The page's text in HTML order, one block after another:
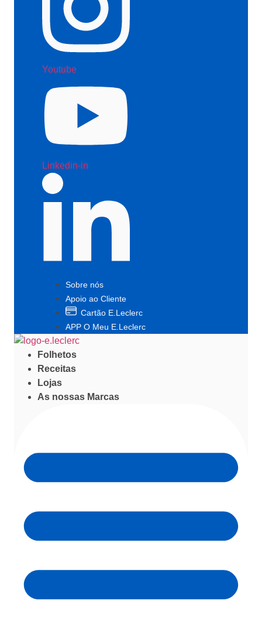
Youtube
Linkedin-in
Sobre nós
Apoio ao Cliente
Cartão E.Leclerc
APP O Meu E.Leclerc
Folhetos
Receitas
Lojas
As nossas Marcas